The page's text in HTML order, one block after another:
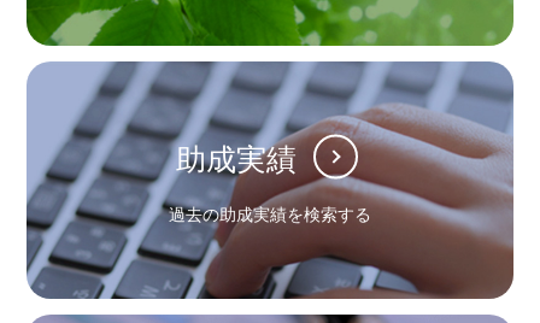
助成実績
過去の助成実績を検索する